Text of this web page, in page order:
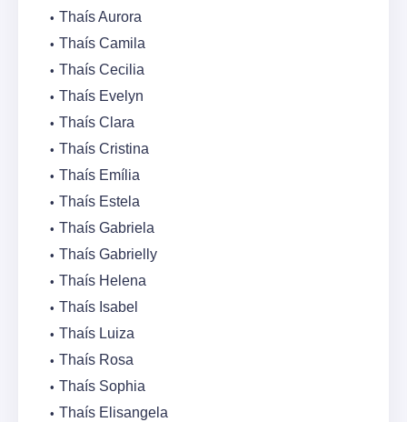
Thaís Aurora
Thaís Camila
Thaís Cecilia
Thaís Evelyn
Thaís Clara
Thaís Cristina
Thaís Emília
Thaís Estela
Thaís Gabriela
Thaís Gabrielly
Thaís Helena
Thaís Isabel
Thaís Luiza
Thaís Rosa
Thaís Sophia
Thaís Elisangela